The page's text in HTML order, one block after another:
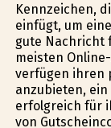
Kennzeichen,
einfügt, um
gute Nachricht
meisten
verfügen ihren
anzubieten,
erfolgreich für
von